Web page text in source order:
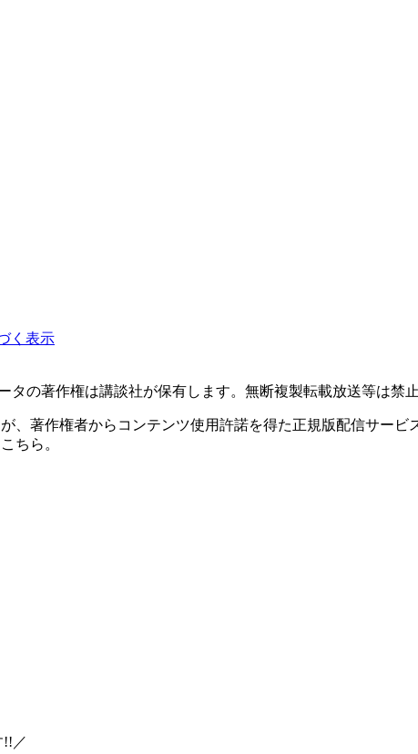
く表示
タの著作権は講談社が保有します。無断複製転載放送等は禁止
、著作権者からコンテンツ使用許諾を得た正規版配信サービ
ちら。
!!／